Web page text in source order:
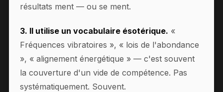
résultats ment — ou se ment.
3. Il utilise un vocabulaire ésotérique. «
Fréquences vibratoires », « lois de l'abondance
», « alignement énergétique » — c'est souvent
la couverture d'un vide de compétence. Pas
systématiquement. Souvent.